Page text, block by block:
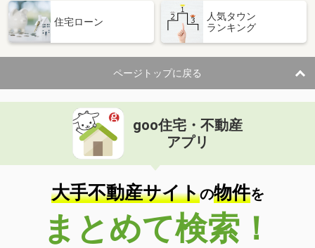
住宅ローン
人気タウン
ランキング
ページトップに戻る
goo住宅・不動産
アプリ
大手不動産サイトの物件を
まとめて検索！